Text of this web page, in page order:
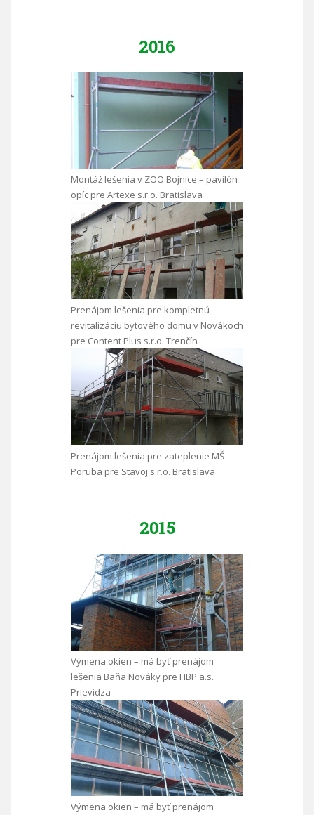
2016
Montáž lešenia v ZOO Bojnice – pavilón
opíc pre Artexe s.r.o. Bratislava
Prenájom lešenia pre kompletnú
revitalizáciu bytového domu v Novákoch
pre Content Plus s.r.o. Trenčín
Prenájom lešenia pre zateplenie MŠ
Poruba pre Stavoj s.r.o. Bratislava
2015
Výmena okien – má byť prenájom
lešenia Baňa Nováky pre HBP a.s.
Prievidza
Výmena okien – má byť prenájom